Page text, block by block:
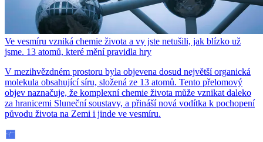
Ve vesmíru vzniká chemie života a vy jste netušili, jak blízko už
jsme. 13 atomů, které mění pravidla hry
V mezihvězdném prostoru byla objevena dosud největší organická
molekula obsahující síru, složená ze 13 atomů. Tento přelomový
objev naznačuje, že komplexní chemie života může vznikat daleko
za hranicemi Sluneční soustavy, a přináší nová vodítka k pochopení
původu života na Zemi i jinde ve vesmíru.